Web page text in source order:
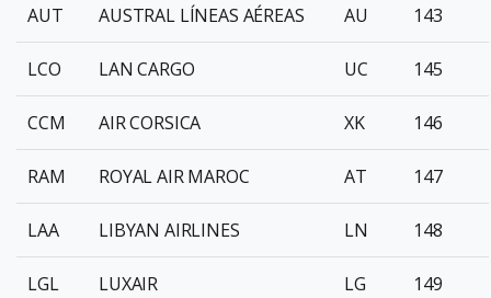
AUT AUSTRAL LÍNEAS AÉREAS AU 143
LCO LAN CARGO UC 145
CCM AIR CORSICA XK 146
RAM ROYAL AIR MAROC AT 147
LAA LIBYAN AIRLINES LN 148
LGL LUXAIR LG 149